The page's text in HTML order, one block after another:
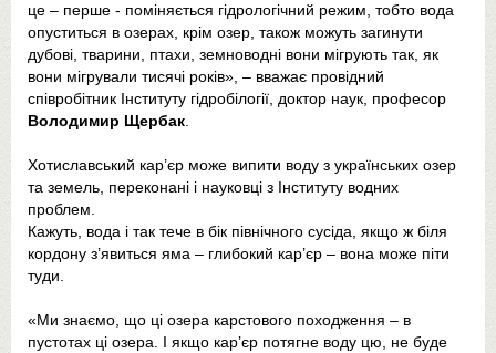
це – перше - поміняється гідрологічний режим, тобто вода
опуститься в озерах, крім озер, також можуть загинути
дубові, тварини, птахи, земноводні вони мігрують так, як
вони мігрували тисячі років», – вважає провідний
співробітник Інституту гідробілогії, доктор наук, професор
Володимир Щербак
Хотиславський кар’єр може випити воду з українських озер
та земель, переконані і науковці з Інституту водних
проблем.
Кажуть, вода і так тече в бік північного сусіда, якщо ж біля
кордону з’явиться яма – глибокий кар’єр – вона може піти
туди.
«Ми знаємо, що ці озера карстового походження – в
пустотах ці озера. І якщо кар’єр потягне воду цю, не буде